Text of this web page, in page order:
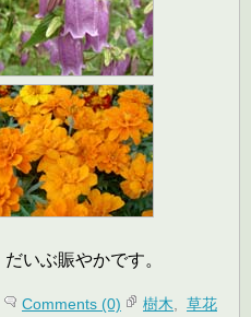
いぶ賑やかです。
Comments (0) 樹木, 草花